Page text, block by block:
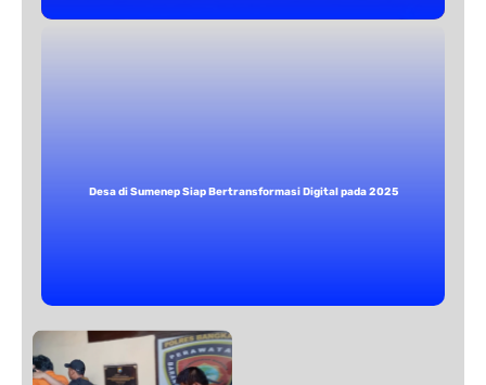
Desa di Sumenep Siap Bertransformasi Digital pada 2025